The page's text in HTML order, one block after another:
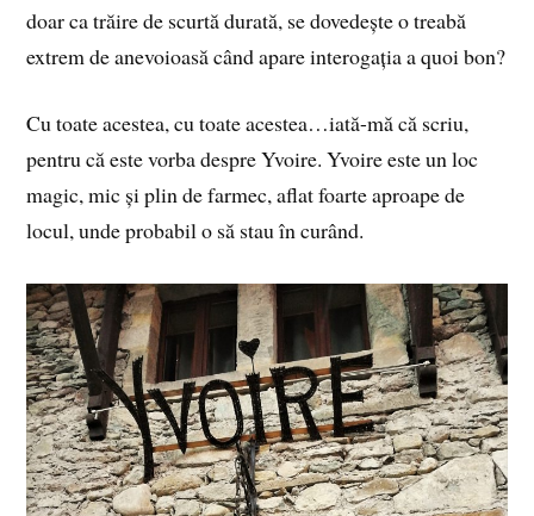
doar ca trăire de scurtă durată, se dovedește o treabă
extrem de anevoioasă când apare interogația a quoi bon?
Cu toate acestea, cu toate acestea…iată-mă că scriu,
pentru că este vorba despre Yvoire. Yvoire este un loc
magic, mic și plin de farmec, aflat foarte aproape de
locul, unde probabil o să stau în curând.